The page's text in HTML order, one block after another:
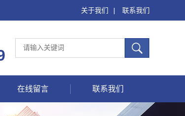
关于我们 | 联系我们
在线留言 联系我们